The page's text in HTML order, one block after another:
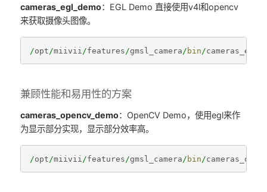
cameras_egl_demo：EGL Demo 直接使用v4l和opencv
来获取摄像头图像。
/opt /miivii /features /gmsl_camera / bin /
兼顾性能和易用性的方案
cameras_opencv_demo：OpenCV Demo，使用egl来作
为显示部分实现，显示部分效率高。
/opt /miivii /features /gmsl_camera / bin /